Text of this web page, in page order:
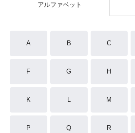
アルファベット
A B C
F G H
K L M
P Q R